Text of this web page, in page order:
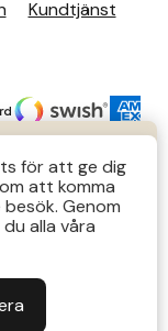
Lör 12-14
Kundtjänst
för att ge dig
att komma
Genom
alla våra